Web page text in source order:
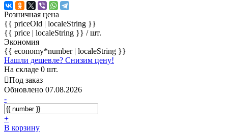
Розничная цена
{{ priceOld | localeString }}
{{ price | localeString }} / шт.
Экономия
{{ economy*number | localeString }}
Нашли дешевле? Снизим цену!
На складе 0 шт.
Под заказ
Обновлено 07.08.2026
-
+
В корзину